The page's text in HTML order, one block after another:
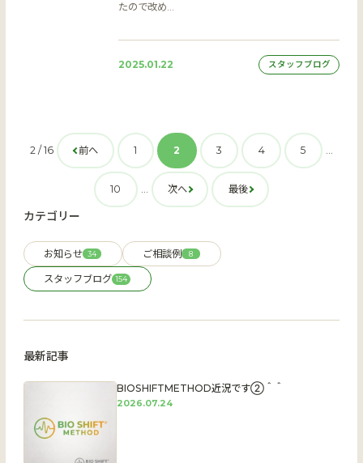
たので改め…
2025.01.22 スタッフブログ
2 / 16 前へ 1 2 3 4 5 ...
10 ... 次へ 最後
カテゴリー
お知らせ 34 ご相談例 8
スタッフブログ 154
最新記事
BIOSHIFTMETHOD近況です②＾＾
2026.07.24